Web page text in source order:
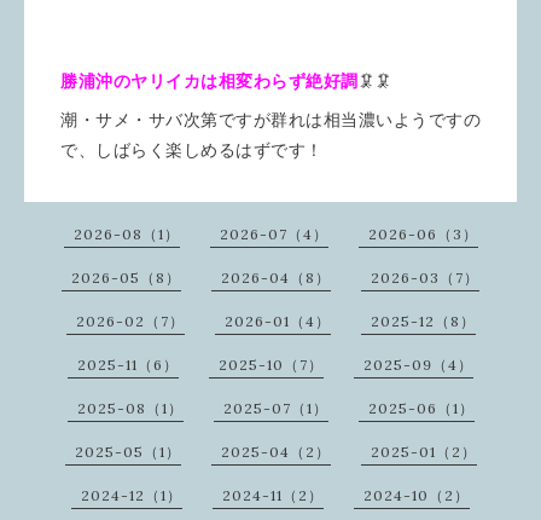
勝浦沖のヤリイカは相変わらず絶好調 🦑🦑
潮・サメ・サバ次第ですが群れは相当濃いようですの
で、しばらく楽しめるはずです！
2026-08（1） 2026-07（4） 2026-06（3）
2026-05（8） 2026-04（8） 2026-03（7）
2026-02（7） 2026-01（4） 2025-12（8）
2025-11（6） 2025-10（7） 2025-09（4）
2025-08（1） 2025-07（1） 2025-06（1）
2025-05（1） 2025-04（2） 2025-01（2）
2024-12（1） 2024-11（2） 2024-10（2）